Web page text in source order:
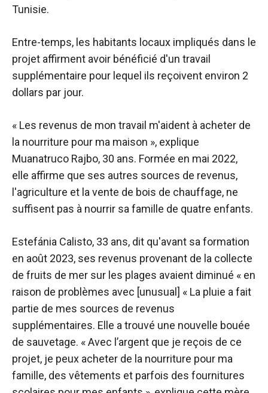
Tunisie.
Entre-temps, les habitants locaux impliqués dans le
projet affirment avoir bénéficié d'un travail
supplémentaire pour lequel ils reçoivent environ 2
dollars par jour.
« Les revenus de mon travail m'aident à acheter de
la nourriture pour ma maison », explique
Muanatruco Rajbo, 30 ans. Formée en mai 2022,
elle affirme que ses autres sources de revenus,
l'agriculture et la vente de bois de chauffage, ne
suffisent pas à nourrir sa famille de quatre enfants.
Estefánia Calisto, 33 ans, dit qu'avant sa formation
en août 2023, ses revenus provenant de la collecte
de fruits de mer sur les plages avaient diminué « en
raison de problèmes avec [unusual] « La pluie a fait
partie de mes sources de revenus
supplémentaires. Elle a trouvé une nouvelle bouée
de sauvetage. « Avec l’argent que je reçois de ce
projet, je peux acheter de la nourriture pour ma
famille, des vêtements et parfois des fournitures